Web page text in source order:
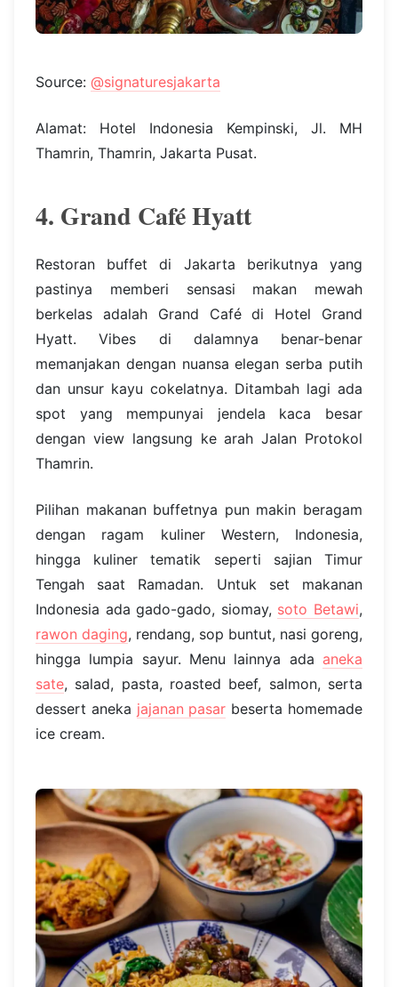
Source: @signaturesjakarta
Alamat: Hotel Indonesia Kempinski, Jl. MH
Thamrin, Thamrin, Jakarta Pusat.
4. Grand Café Hyatt
Restoran buffet di Jakarta berikutnya yang
pastinya memberi sensasi makan mewah
berkelas adalah Grand Café di Hotel Grand
Hyatt. Vibes di dalamnya benar-benar
memanjakan dengan nuansa elegan serba putih
dan unsur kayu cokelatnya. Ditambah lagi ada
spot yang mempunyai jendela kaca besar
dengan view langsung ke arah Jalan Protokol
Thamrin.
Pilihan makanan buffetnya pun makin beragam
dengan ragam kuliner Western, Indonesia,
hingga kuliner tematik seperti sajian Timur
Tengah saat Ramadan. Untuk set makanan
Indonesia ada gado-gado, siomay, soto Betawi,
rawon daging, rendang, sop buntut, nasi goreng,
hingga lumpia sayur. Menu lainnya ada aneka
sate, salad, pasta, roasted beef, salmon, serta
dessert aneka jajanan pasar beserta homemade
ice cream.